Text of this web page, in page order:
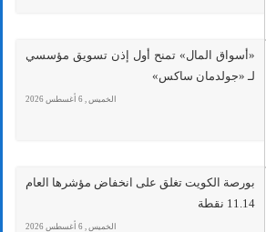
«أسواق المال» تمنح أول إذن تسويق مؤسسي
لـ «جولدمان ساكس»
الخميس , 6 أغسطس 2026
بورصة الكويت تغلق على انخفاض مؤشرها العام
11.14 نقطة
الخميس , 6 أغسطس 2026